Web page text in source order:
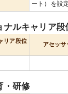
ート）を設
ナルキャリア段
リア段位
アセッ
・研修